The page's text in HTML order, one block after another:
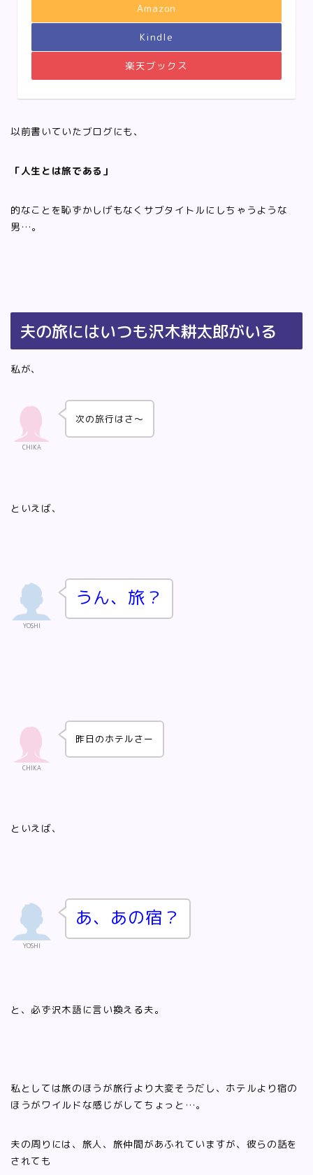
Amazon
Kindle
楽天ブックス
以前書いていたブログにも、
「人生とは旅である」
的なことを恥ずかしげもなくサブタイトルにしちゃうような
男…。
夫の旅にはいつも沢木耕太郎がいる
私が、
CHIKA
次の旅行はさ〜
といえば、
YOSHI
うん、旅？
CHIKA
昨日のホテルさー
といえば、
YOSHI
あ、あの宿？
と、必ず沢木語に言い換える夫。
私としては旅のほうが旅行より大変そうだし、ホテルより宿の
ほうがワイルドな感じがしてちょっと…。
夫の周りには、旅人、旅仲間があふれていますが、彼らの話を
されても